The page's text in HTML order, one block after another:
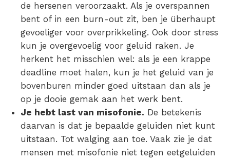
de hersenen veroorzaakt. Als je overspannen
bent of in een burn-out zit, ben je überhaupt
gevoeliger voor overprikkeling. Ook door stress
kun je overgevoelig voor geluid raken. Je
herkent het misschien wel: als je een krappe
deadline moet halen, kun je het geluid van je
bovenburen minder goed uitstaan dan als je
op je dooie gemak aan het werk bent.
Je hebt last van misofonie. De betekenis
daarvan is dat je bepaalde geluiden niet kunt
uitstaan. Tot walging aan toe. Vaak zie je dat
mensen met misofonie niet tegen eetgeluiden